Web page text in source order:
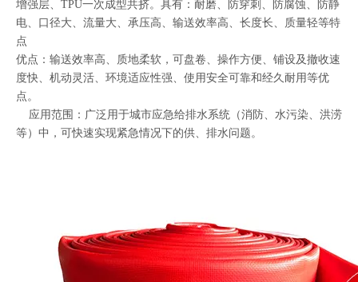
增强层、TPU一次成型共挤。具有：耐磨、防穿刺、防腐蚀、防静
电、口径大、流量大、承压高、输送效率高、长度长、质量轻等特
点
优点：输送效率高、质地柔软，可盘卷、操作方便、铺设及撤收速
度快、机动灵活、环境适应性强、使用安全可靠和经久耐用等优
点。
应用范围：广泛用于城市应急给排水系统（消防、水污染、洪涝
等）中，可快速实现紧急情况下的供、排水问题。